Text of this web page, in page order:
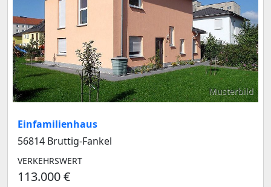
Musterbild
Einfamilienhaus
56814 Bruttig-Fankel
VERKEHRSWERT
113.000 €